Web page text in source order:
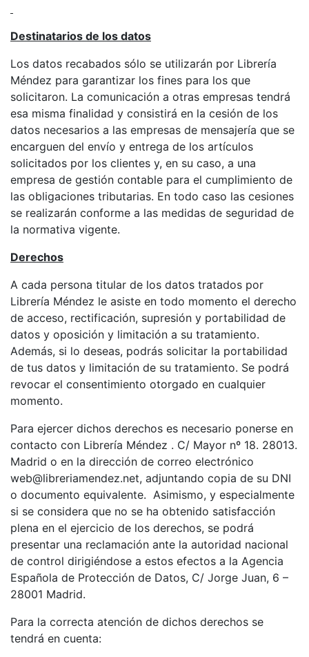
Destinatarios de los datos
Los datos recabados sólo se utilizarán por Librería
Méndez para garantizar los fines para los que
solicitaron. La comunicación a otras empresas tendrá
esa misma finalidad y consistirá en la cesión de los
datos necesarios a las empresas de mensajería que se
encarguen del envío y entrega de los artículos
solicitados por los clientes y, en su caso, a una
empresa de gestión contable para el cumplimiento de
las obligaciones tributarias. En todo caso las cesiones
se realizarán conforme a las medidas de seguridad de
la normativa vigente.
Derechos
A cada persona titular de los datos tratados por
Librería Méndez le asiste en todo momento el derecho
de acceso, rectificación, supresión y portabilidad de
datos y oposición y limitación a su tratamiento.
Además, si lo deseas, podrás solicitar la portabilidad
de tus datos y limitación de su tratamiento. Se podrá
revocar el consentimiento otorgado en cualquier
momento.
Para ejercer dichos derechos es necesario ponerse en
contacto con Librería Méndez . C/ Mayor nº 18. 28013.
Madrid o en la dirección de correo electrónico
web@libreriamendez.net, adjuntando copia de su DNI
o documento equivalente. Asimismo, y especialmente
si se considera que no se ha obtenido satisfacción
plena en el ejercicio de los derechos, se podrá
presentar una reclamación ante la autoridad nacional
de control dirigiéndose a estos efectos a la Agencia
Española de Protección de Datos, C/ Jorge Juan, 6 –
28001 Madrid.
Para la correcta atención de dichos derechos se
tendrá en cuenta: